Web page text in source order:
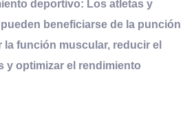
deportivo: Los atletas y
beneficiarse de la punción
la función muscular, reducir el
y optimizar el rendimiento